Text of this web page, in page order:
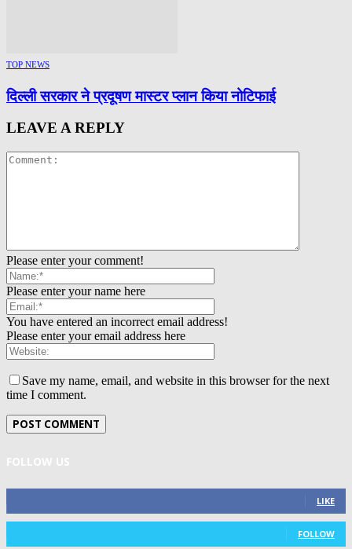
TOP NEWS
दिल्ली सरकार ने प्रदूषण मास्टर प्लान किया नोटिफाई
LEAVE A REPLY
Please enter your comment!
Please enter your name here
You have entered an incorrect email address!
Please enter your email address here
Save my name, email, and website in this browser for the next
time I comment.
FOLLOW US
LIKE
FOLLOW